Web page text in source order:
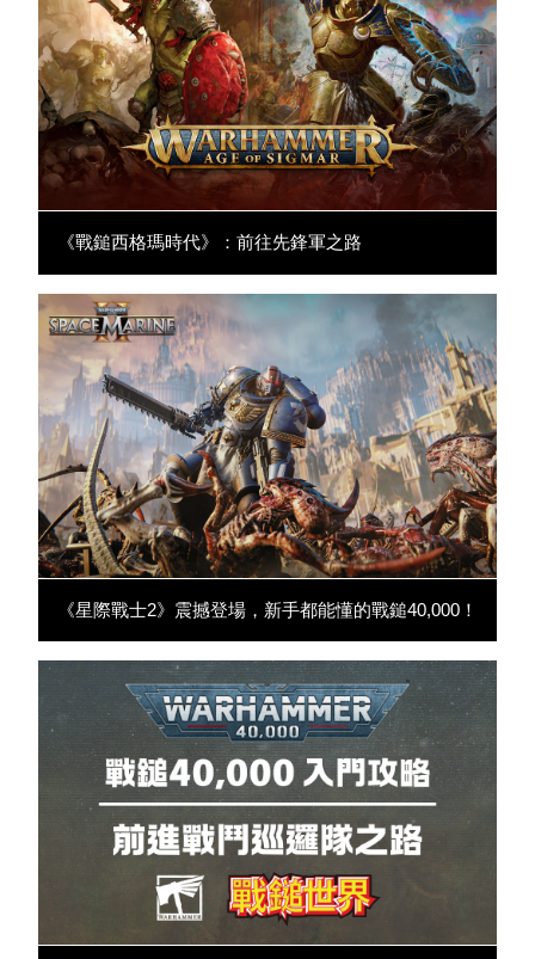
《戰鎚西格瑪時代》：前往先鋒軍之路
《星際戰士2》震撼登場，新手都能懂的戰鎚40,000！